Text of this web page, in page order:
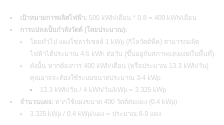
เป้าหมายการผลิตไฟฟ้า: 500 kWh/เดือน * 0.8 = 400 kWh/เดือน
การแปลงเป็นกำลังวัตต์ (โดยประมาณ):
โดยทั่วไป แผงโซลาร์เซลล์ 1 kWp (กิโลวัตต์พีค) สามารถผลิต
ไฟฟ้าได้ประมาณ 4-5 kWh ต่อวัน (ขึ้นอยู่กับสภาพแสงแดดในพื้นที่)
ดังนั้น หากต้องการ 400 kWh/เดือน (หรือประมาณ 13.3 kWh/วัน)
คุณอาจจะต้องใช้ระบบขนาดประมาณ 3-4 kWp
13.3 kWh/วัน / 4 kWh/วัน/kWp = 3.325 kWp
จำนวนแผง: หากใช้แผงขนาด 400 วัตต์ต่อแผง (0.4 kWp)
3.325 kWp / 0.4 kWp/แผง = ประมาณ 8-9 แผง